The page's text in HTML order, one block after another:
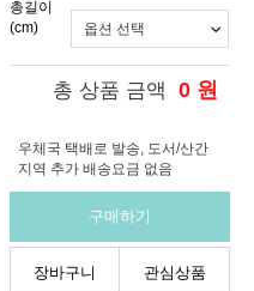
총길이
(cm)
총 상품 금액 0 원
우체국 택배로 발송, 도서/산간
지역 추가 배송요금 없음
구매하기
장바구니 관심상품